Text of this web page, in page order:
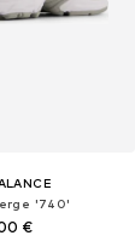
'740'
€